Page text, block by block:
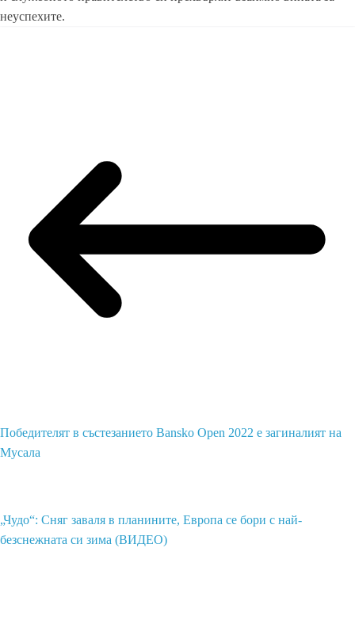
неуспехите.
Победителят в състезанието Bansko Open 2022 е загиналият на
Мусала
„Чудо“: Сняг заваля в планините, Европа се бори с най-
безснежната си зима (ВИДЕО)